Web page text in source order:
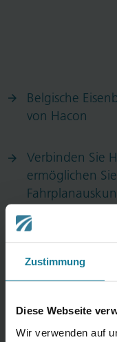
Zustimmung
Diese Webseite
Wir verwenden auf
Belgische
von Hacon
Verbinden Sie
ermöglichen
NextGen
Award in der